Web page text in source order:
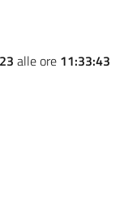
alle ore 11:33:43